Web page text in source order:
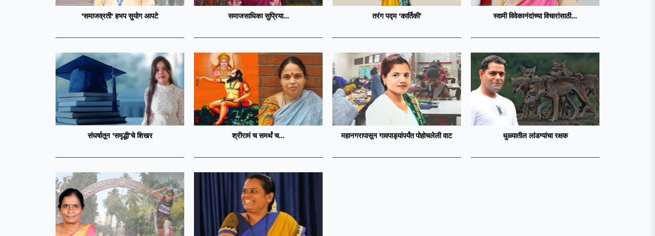
'समाजव्रती' हभप सुयोग आपटे समाजसाधिका सुप्रिया... तरंग पद्म ‘कार्तिकी’ स्वामी विवेकानंदांच्या विचारांसाठी...
संघर्षातून ‘समृद्धी’चे शिखर श्रीरामं च समर्थं च... महानगरापासून गावपाड्यांपर्यंत पोहोचलेली वाट धुळ्यातील लांडग्यांचा रक्षक